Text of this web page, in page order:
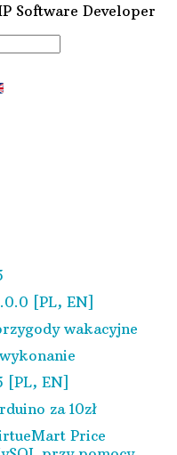
Software Developer
[PL, EN]
wakacyjne
[PL, EN]
za 10zł
Price